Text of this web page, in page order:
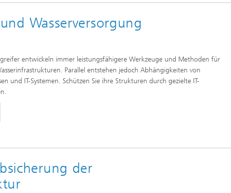
Wasserversorgung
entwickeln immer leistungsfähigere Werkzeuge und Methoden für
Parallel entstehen jedoch Abhängigkeiten von
und IT-Systemen. Schützen Sie ihre Strukturen durch gezielte IT-
der